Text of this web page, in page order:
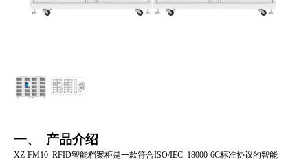
一、 产品介绍
XZ-FM10 RFID智能档案柜是一款符合ISO/IEC 18000-6C标准协议的智能